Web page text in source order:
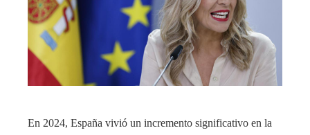
En 2024, España vivió un incremento significativo en la